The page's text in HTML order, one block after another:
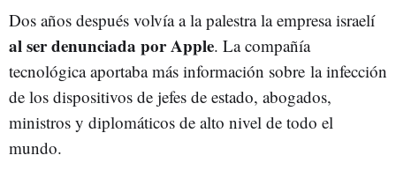
Dos años después volvía a la palestra la empresa israelí
al ser denunciada por Apple. La compañía
tecnológica aportaba más información sobre la infección
de los dispositivos de jefes de estado, abogados,
ministros y diplomáticos de alto nivel de todo el
mundo.